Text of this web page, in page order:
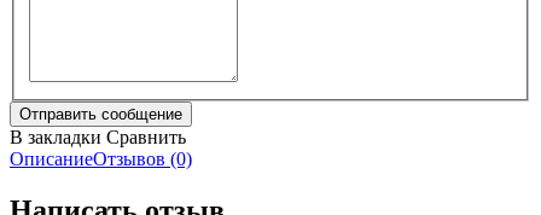
В закладки Сравнить
ОписаниеОтзывов (0)